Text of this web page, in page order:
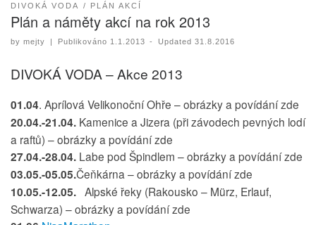
DIVOKÁ VODA PLÁN AKCÍ
Plán a náměty akcí na rok 2013
by mejty | Publikováno 1.1.2013 - Updated 31.8.2016
DIVOKÁ VODA – Akce 2013
01.04. Aprílová Velikonoční Ohře – obrázky a povídání zde
20.04.-21.04. Kamenice a Jizera (při závodech pevných lodí
a raftů) – obrázky a povídání zde
27.04.-28.04. Labe pod Špindlem – obrázky a povídání zde
03.05.-05.05.Čeňkárna – obrázky a povídání zde
10.05.-12.05. Alpské řeky (Rakousko – Mürz, Erlauf,
Schwarza) – obrázky a povídání zde